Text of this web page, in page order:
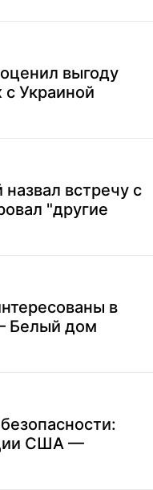
выгоду
Украиной
встречу с
"другие
в
Белый дом
США —